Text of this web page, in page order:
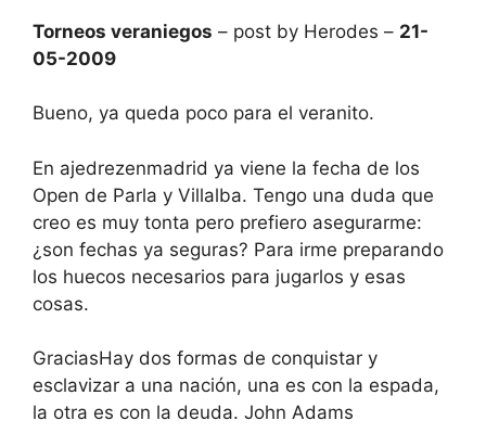
Torneos veraniegos – post by Herodes – 21-
05-2009
Bueno, ya queda poco para el veranito.
En ajedrezenmadrid ya viene la fecha de los
Open de Parla y Villalba. Tengo una duda que
creo es muy tonta pero prefiero asegurarme:
¿son fechas ya seguras? Para irme preparando
los huecos necesarios para jugarlos y esas
cosas.
GraciasHay dos formas de conquistar y
esclavizar a una nación, una es con la espada,
la otra es con la deuda. John Adams